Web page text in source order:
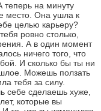
на минуту
место. Она ушла к
целью карьеру?
ровно столько,
А в один момент
ничего того, что
И сколько бы ты ни
Можешь ползать
тебя за силу.
себе сделаешь хуже,
которые вы